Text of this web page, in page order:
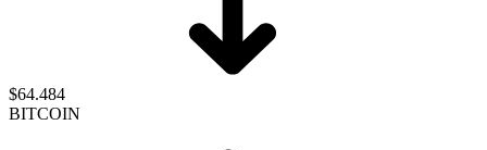
$64.484
BITCOIN